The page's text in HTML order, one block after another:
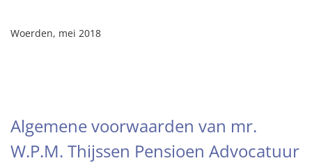
Woerden, mei 2018
Algemene voorwaarden van mr.
W.P.M. Thijssen Pensioen Advocatuur